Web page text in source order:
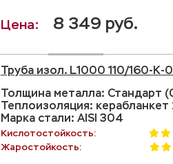
8 349 руб.
Труба изол. L1000 110/160-
Толщина металла: Стандарт
Теплоизоляция: керабланкет
Марка стали: AISI 304
Кислотостойкость:
Жаростойкость: